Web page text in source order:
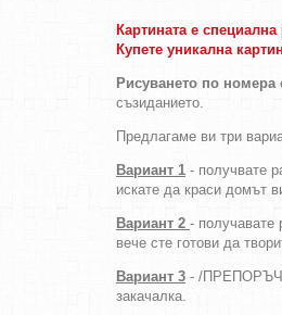
Картината е
Купете уникална
Рисуването по номера
съзиданието.
Предлагаме ви три
Вариант 1 - получвате
искате да краси домът
Вариант 2 - получавате
вече сте готови да
Вариант 3 - /
закачалка.